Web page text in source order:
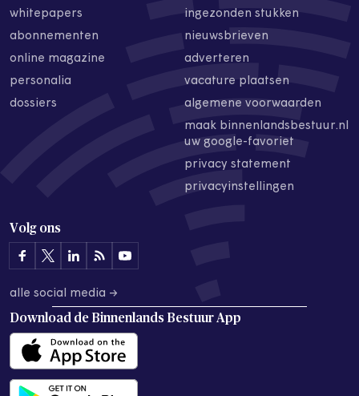
whitepapers
abonnementen
online magazine
personalia
dossiers
ingezonden stukken
nieuwsbrieven
adverteren
vacature plaatsen
algemene voorwaarden
maak binnenlandsbestuur.nl
uw google-favoriet
privacy statement
privacyinstellingen
Volg ons
alle social media →
Download de Binnenlands Bestuur App